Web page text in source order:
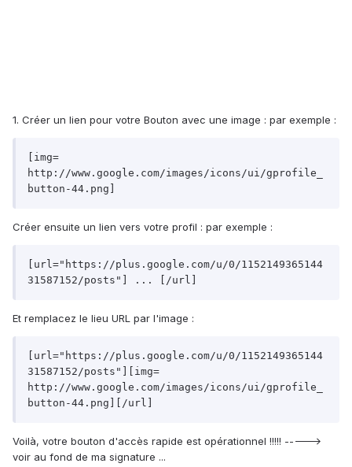
1. Créer un lien pour votre Bouton avec une image : par exemple :
[img=
http://www.google.com/images/icons/ui/gprofile_
button-44.png]
Créer ensuite un lien vers votre profil : par exemple :
[url="https://plus.google.com/u/0/1152149365144
31587152/posts"] ... [/url]
Et remplacez le lieu URL par l'image :
[url="https://plus.google.com/u/0/1152149365144
31587152/posts"][img=
http://www.google.com/images/icons/ui/gprofile_
button-44.png][/url]
Voilà, votre bouton d'accès rapide est opérationnel !!!!! ----->
voir au fond de ma signature ...